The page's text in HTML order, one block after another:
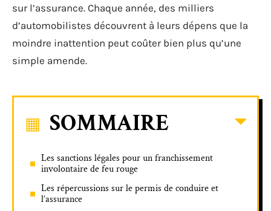
sur l’assurance. Chaque année, des milliers
d’automobilistes découvrent à leurs dépens que la
moindre inattention peut coûter bien plus qu’une
simple amende.
SOMMAIRE
Les sanctions légales pour un franchissement
involontaire de feu rouge
Les répercussions sur le permis de conduire et
l’assurance